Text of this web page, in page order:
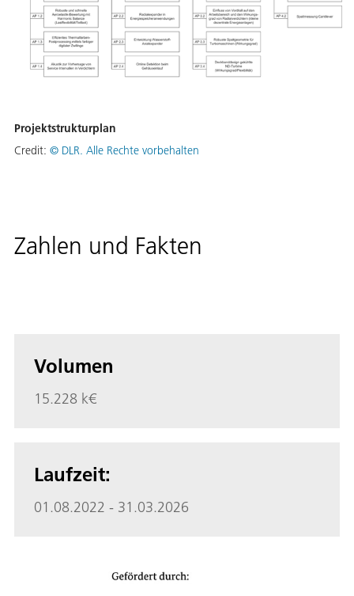
Projektstrukturplan
Credit: © DLR. Alle Rechte vorbehalten
Zahlen und Fakten
Volumen
15.228 k€
Laufzeit:
01.08.2022 - 31.03.2026